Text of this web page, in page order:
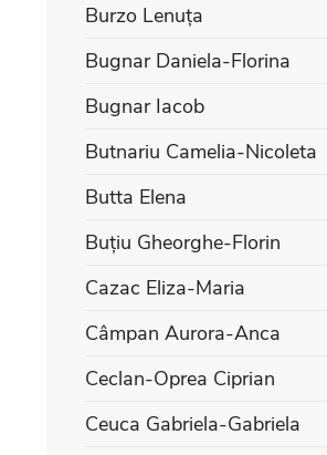
Burzo Lenuța
Bugnar Daniela-Florina
Bugnar Iacob
Butnariu Camelia-Nicoleta
Butta Elena
Buțiu Gheorghe-Florin
Cazac Eliza-Maria
Câmpan Aurora-Anca
Ceclan-Oprea Ciprian
Ceuca Gabriela-Gabriela